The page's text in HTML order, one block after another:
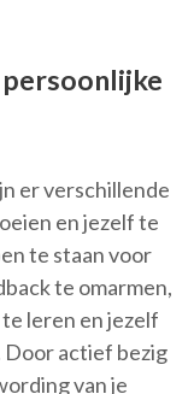
er verschillende
en jezelf te
te staan voor
te omarmen,
leren en jezelf
Door actief bezig
van je